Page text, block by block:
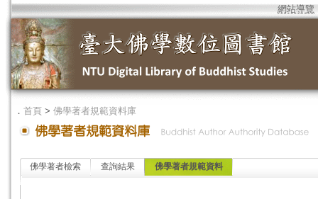
網站導覽
． 首頁 > 佛學著者規範資料庫
佛學著者檢索 查詢結果 佛學著者規範資料